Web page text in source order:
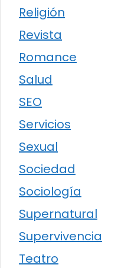
Religión
Revista
Romance
Salud
SEO
Servicios
Sexual
Sociedad
Sociología
Supernatural
Supervivencia
Teatro